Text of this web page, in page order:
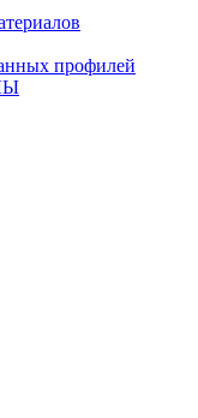
профилей